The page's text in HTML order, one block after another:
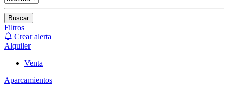
Buscar
Filtros
Crear alerta
Alquiler
Venta
Aparcamientos